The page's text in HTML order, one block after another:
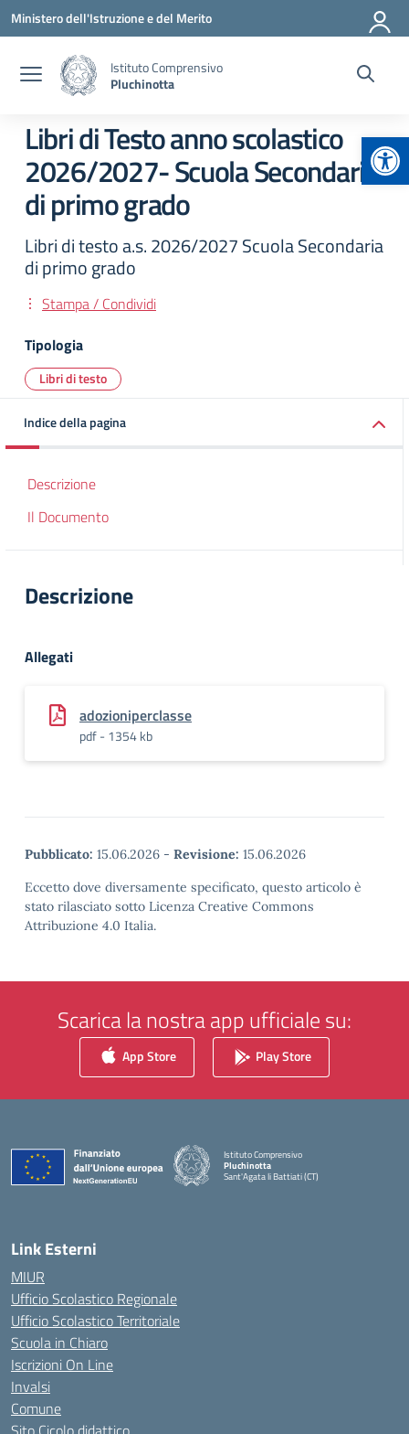
Vai ai contenuti
Vai al menu di navigazione
Vai al footer
Ministero dell'Istruzione e del Merito
Istituto Comprensivo
Pluchinotta
Libri di Testo anno scolastico
2026/2027- Scuola Secondaria
di primo grado
Libri di testo a.s. 2026/2027 Scuola Secondaria
di primo grado
Stampa / Condividi
Tipologia
Libri di testo
Indice della pagina
Descrizione
Il Documento
Descrizione
Allegati
adozioniperclasse
pdf - 1354 kb
Pubblicato: 15.06.2026 - Revisione: 15.06.2026
Eccetto dove diversamente specificato, questo articolo è
stato rilasciato sotto Licenza Creative Commons
Attribuzione 4.0 Italia.
Scarica la nostra app ufficiale su:
App Store Play Store
Istituto Comprensivo
Pluchinotta
Sant'Agata li Battiati (CT)
— Visita la pagina iniziale della scuola
Link Esterni
MIUR
Ufficio Scolastico Regionale
Ufficio Scolastico Territoriale
Scuola in Chiaro
Iscrizioni On Line
Invalsi
Comune